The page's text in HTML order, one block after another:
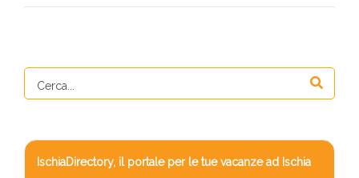
IschiaDirectory, il portale per le tue vacanze ad Ischia